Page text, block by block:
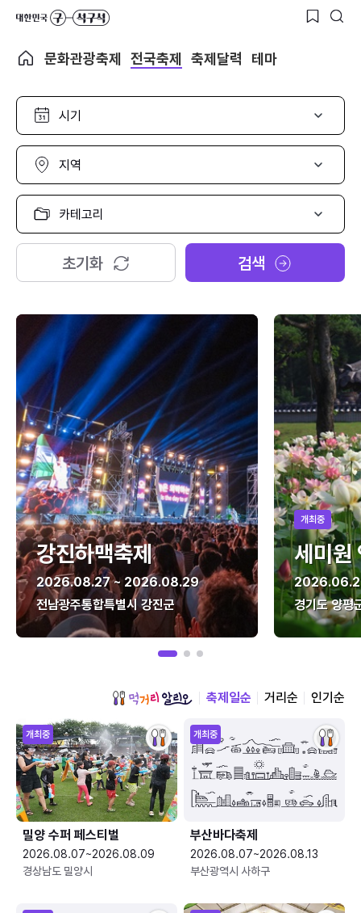
문화관광축제 전국축제 축제달력 테마
시
선
택
지
선
택
카
고
리
택
초기화 검색
강진하맥축제
2026.08.27 ~ 2026.08.29
전남광주통합특별시 강진군
개최중
세미원
경기도 양평
축제일순 거리순 인기순
개최중
밀양 수퍼 페스티벌
2026.08.07~2026.08.09
경상남도 밀양시
개최중
부산바다축제
2026.08.07~2026.08.13
부산광역시 사하구